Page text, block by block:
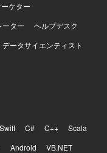
ケター
ーター
ヘルプデスク
データサイエンティスト
Swift C# C++
Scala
Android
VB.NET